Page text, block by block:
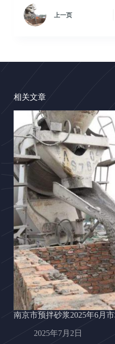
上一页
相关文章
南京市预拌砂浆2025年6月
2025年7月2日